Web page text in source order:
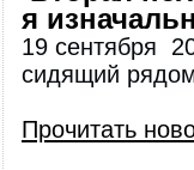
я
19 сентября
сидящий
Прочитать